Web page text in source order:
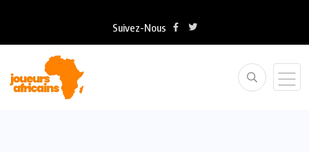
Suivez-Nous